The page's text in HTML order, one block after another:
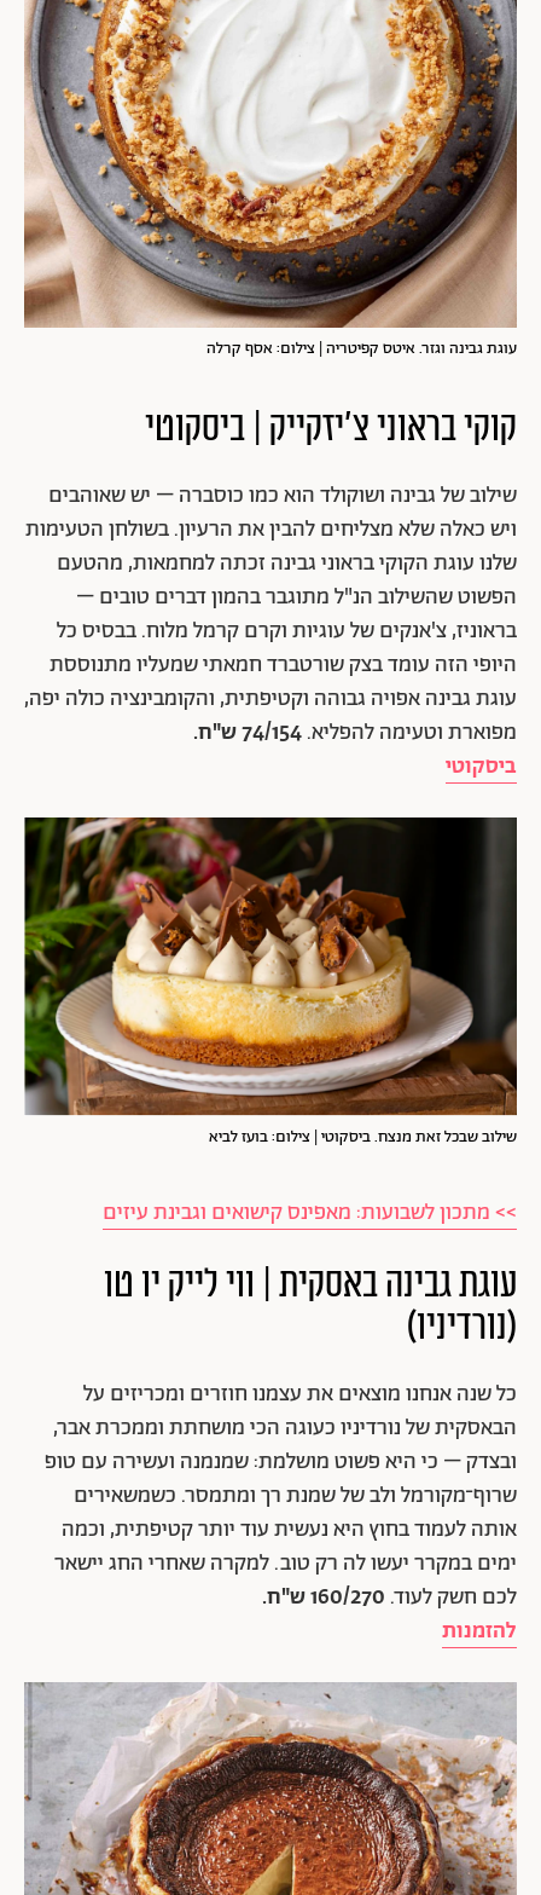
עוגת גבינה וגזר. איטס קפיטריה | צילום: אסף קרלה
קוקי בראוני צ'יזקייק | ביסקוטי
שילוב של גבינה ושוקולד הוא כמו כוסברה – יש שאוהבים
ויש כאלה שלא מצליחים להבין את הרעיון. בשולחן הטעימות
שלנו עוגת הקוקי בראוני גבינה זכתה למחמאות, מהטעם
הפשוט שהשילוב הנ"ל מתוגבר בהמון דברים טובים –
בראוניז, צ'אנקים של עוגיות וקרם קרמל מלוח. בבסיס כל
היופי הזה עומד בצק שורטברד חמאתי שמעליו מתנוססת
עוגת גבינה אפויה גבוהה וקטיפתית, והקומבינציה כולה יפה,
מפוארת וטעימה להפליא.74/154 ש"ח.
ביסקוטי
שילוב שבכל זאת מנצח. ביסקוטי | צילום: בועז לביא
>> מתכון לשבועות: מאפינס קישואים וגבינת עיזים
עוגת גבינה באסקית | ווי לייק יו טו
(נורדיניו)
כל שנה אנחנו מוצאים את עצמנו חוזרים ומכריזים על
הבאסקית של נורדיניו כעוגה הכי מושחתת וממכרת אבר,
ובצדק – כי היא פשוט מושלמת: שמנמנה ועשירה עם טופ
שרוף־מקורמל ולב של שמנת רך ומתמסר. כשמשאירים
אותה לעמוד בחוץ היא נעשית עוד יותר קטיפתית, וכמה
ימים במקרר יעשו לה רק טוב. למקרה שאחרי החג יישאר
לכם חשק לעוד. 160/270 ש"ח.
להזמנות